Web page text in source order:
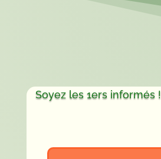
Soyez les 1ers informés !